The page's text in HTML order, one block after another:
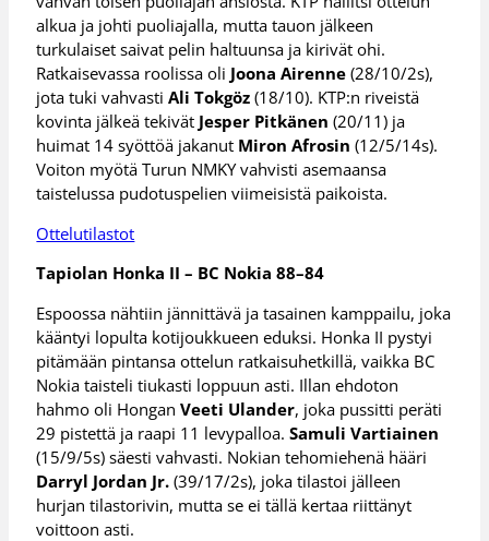
alkua ja johti puoliajalla, mutta tauon jälkeen
turkulaiset saivat pelin haltuunsa ja kirivät ohi.
Ratkaisevassa roolissa oli Joona Airenne (28/10/2s),
jota tuki vahvastiAli Tokgöz (18/10). KTP:n riveistä
kovinta jälkeä tekivät Jesper Pitkänen (20/11) ja
huimat 14 syöttöä jakanut Miron Afrosin (12/5/14s).
Voiton myötä Turun NMKY vahvisti asemaansa
taistelussa pudotuspelien viimeisistä paikoista.
Ottelutilastot
Tapiolan Honka II – BC Nokia 88–84
Espoossa nähtiin jännittävä ja tasainen kamppailu, joka
kääntyi lopulta kotijoukkueen eduksi. Honka II pystyi
pitämään pintansa ottelun ratkaisuhetkillä, vaikka BC
Nokia taisteli tiukasti loppuun asti. Illan ehdoton
hahmo oli HonganVeeti Ulander, joka pussitti peräti
29 pistettä ja raapi 11 levypalloa.Samuli Vartiainen
(15/9/5s) säesti vahvasti. Nokian tehomiehenä hääri
Darryl Jordan Jr. (39/17/2s), joka tilastoi jälleen
hurjan tilastorivin, mutta se ei tällä kertaa riittänyt
voittoon asti.